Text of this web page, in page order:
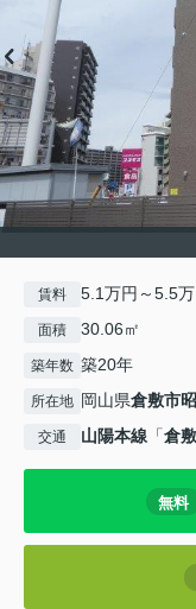
賃料 5.1万円～5.5
面積 30.06㎡
築年数 築20年
所在地 岡山県倉敷市
交通 山陽本線 「倉敷
無料